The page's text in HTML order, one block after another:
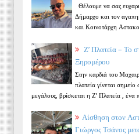
Θέλουμε να σας
Δήμαρχο και τον
και Κοινοτάρχη
Ζ’ Πλατεία – Το
Ξηρομέρου
Στην καρδιά του
πλατεία γίνεται
μεγάλους, βρίσκεται η Ζ’ Πλατεία , ένα
Αίσθηση στον
Γιώργος Τσάνος